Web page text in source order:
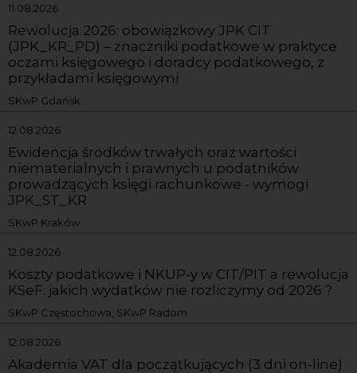
11.08.2026
Rewolucja 2026: obowiązkowy JPK CIT
(JPK_KR_PD) – znaczniki podatkowe w praktyce
oczami księgowego i doradcy podatkowego, z
przykładami księgowymi
SKwP Gdańsk
12.08.2026
Ewidencja środków trwałych oraz wartości
niematerialnych i prawnych u podatników
prowadzących księgi rachunkowe - wymogi
JPK_ST_KR
SKwP Kraków
12.08.2026
Koszty podatkowe i NKUP-y w CIT/PIT a rewolucja
KSeF: jakich wydatków nie rozliczymy od 2026 ?
SKwP Częstochowa, SKwP Radom
12.08.2026
Akademia VAT dla początkujących (3 dni on-line)